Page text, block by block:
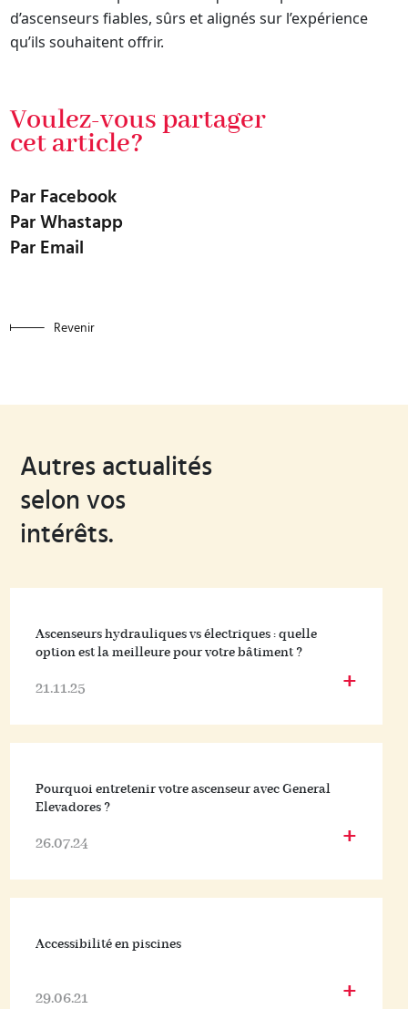
d’ascenseurs fiables, sûrs et alignés sur l’expérience
qu’ils souhaitent offrir.
Voulez-vous partager
cet article?
Par Facebook
Par Whastapp
Par Email
Revenir
Autres actualités
selon vos
intérêts.
Ascenseurs hydrauliques vs électriques : quelle
option est la meilleure pour votre bâtiment ?
21.11.25 +
Pourquoi entretenir votre ascenseur avec General
Elevadores ?
26.07.24 +
Accessibilité en piscines
29.06.21 +